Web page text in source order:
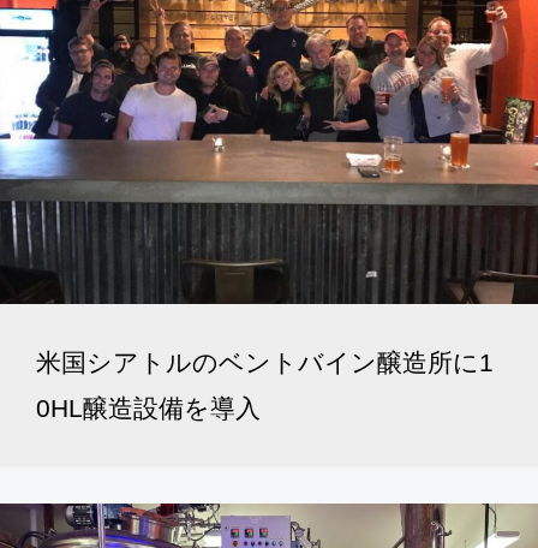
米国シアトルのベントバイン醸造所に1
0HL醸造設備を導入